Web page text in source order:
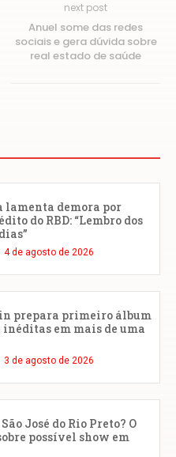
next post
Anuel some das redes
sociais e gera dúvida sobre
real estado de saúde
lamenta demora por
do RBD: “Lembro dos
4 de agosto de 2026
prepara primeiro álbum
inéditas em mais de uma
3 de agosto de 2026
José do Rio Preto? O
possível show em